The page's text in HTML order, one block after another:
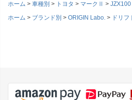
ホーム 車種別 トヨタ マークⅡ
ホーム
ブランド別 ORIGIN Labo. ドリフ